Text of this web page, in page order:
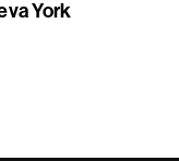
York